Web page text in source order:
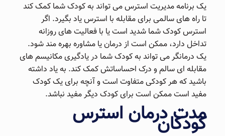
یک برنامه مدیریت استرس می تواند به کودک شما کمک کند
تا راه های سالمی برای مقابله با استرس یاد بگیرد. اگر
استرس کودک شما شدید است یا با فعالیت های روزانه
تداخل دارد، ممکن است از درمان یا مشاوره بهره مند شود.
یک درمانگر می تواند به کودک شما در یادگیری مکانیسم های
مقابله ای سالم و درک احساساتش کمک کند. به یاد داشته
باشید که هر کودکی متفاوت است و آنچه برای یک کودک
مفید است ممکن است برای کودک دیگر مفید نباشد.
مدت درمان استرس
کودکان